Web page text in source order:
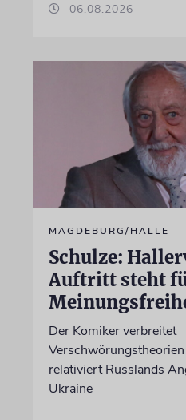
06.08.2026
MAGDEBURG/HALLE
Schulze:
Auftritt steht
Der Komiker verbreitet
relativiert Russlands
Ukraine